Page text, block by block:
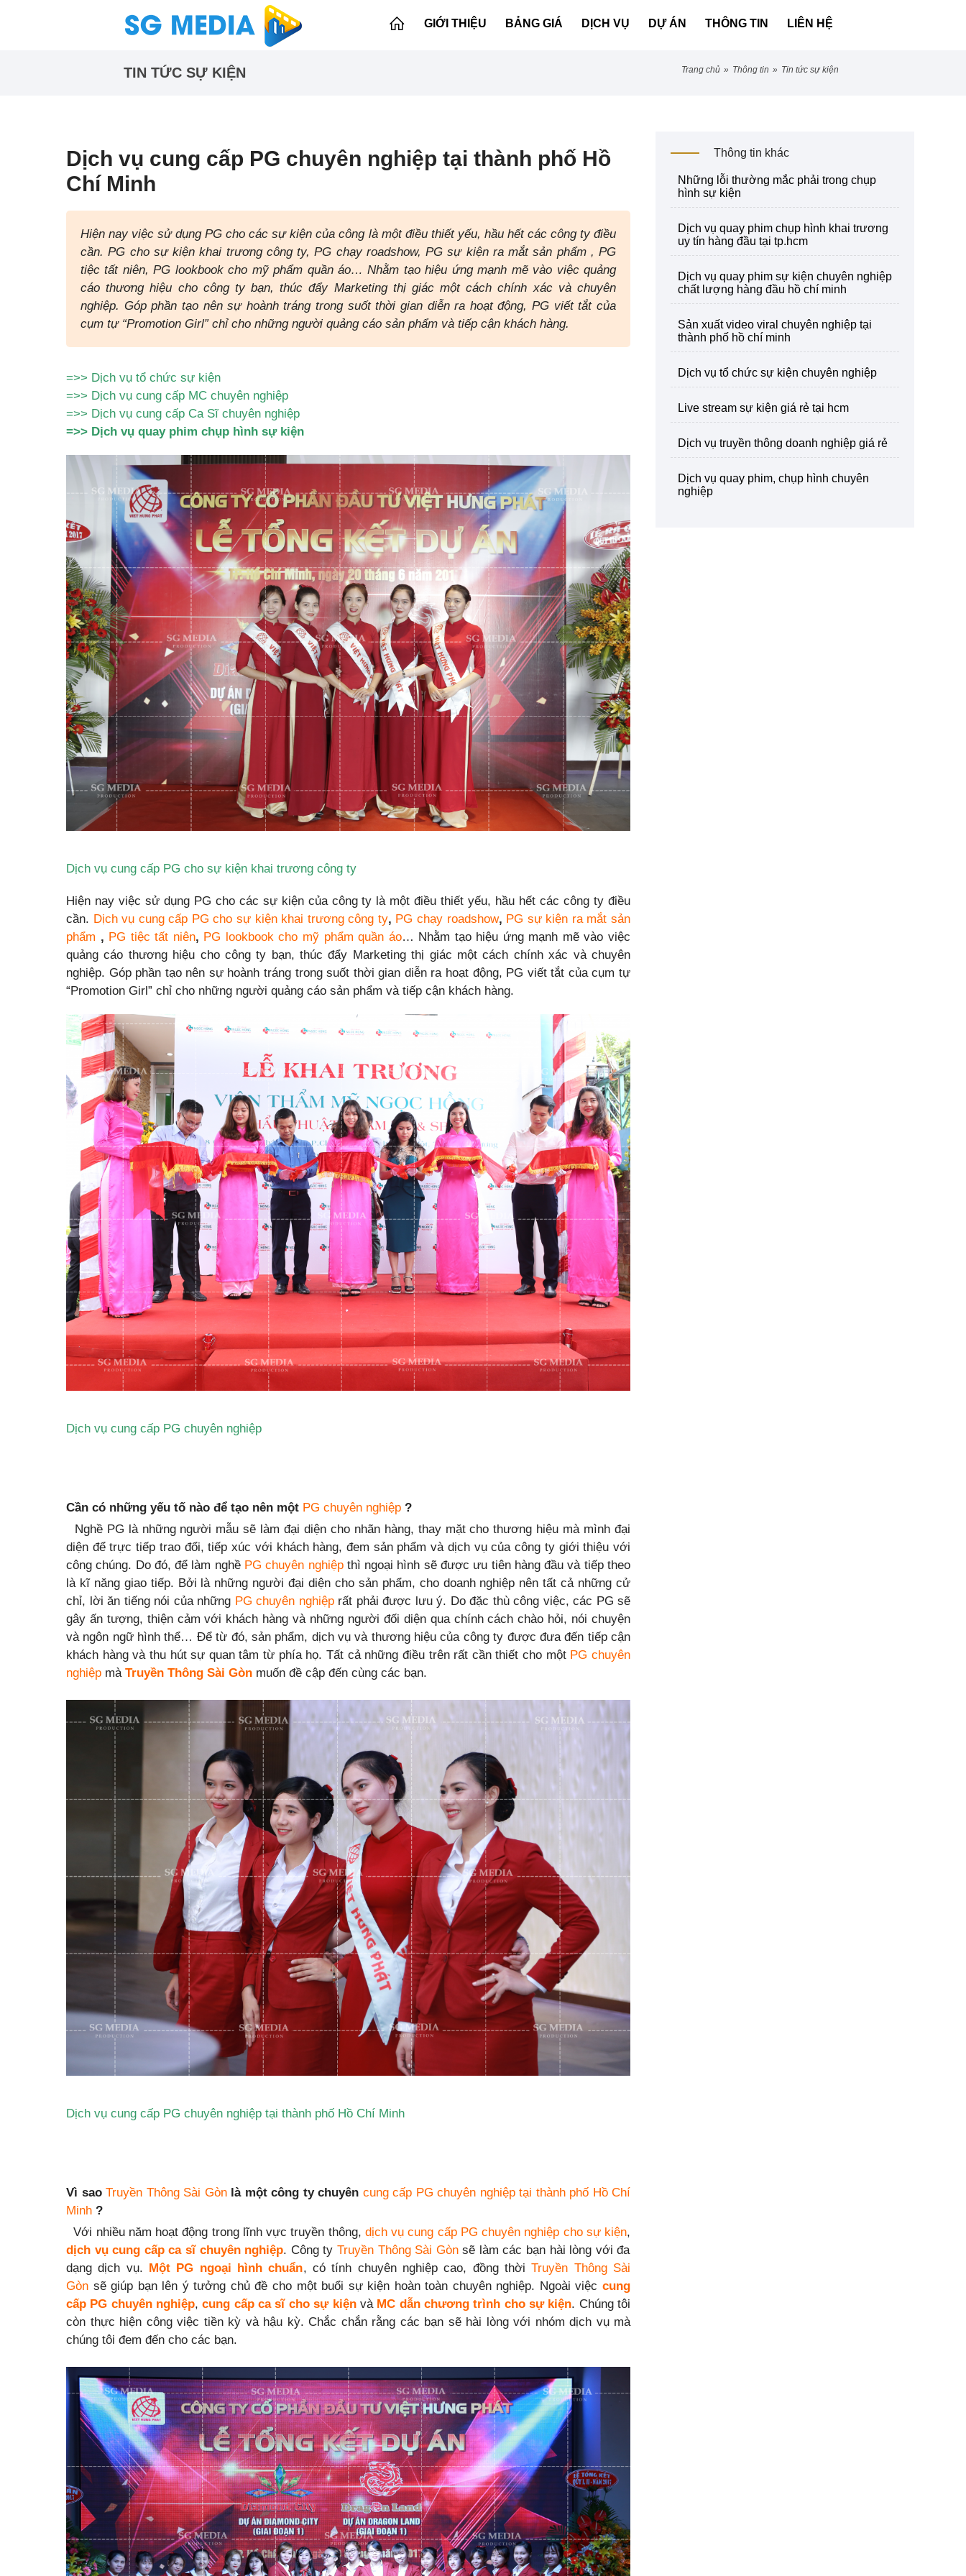
GIỚI THIỆU BẢNG GIÁ DỊCH VỤ DỰ ÁN THÔNG TIN LIÊN HỆ
TIN TỨC SỰ KIỆN trang chủ » thông tin » tin tức sự kiện
Dịch vụ cung cấp PG chuyên nghiệp tại thành phố Hồ
Chí Minh
Hiện nay việc sử dụng PG cho các sự kiện của công là một điều thiết yếu, hầu hết các công ty điều
cần. PG cho sự kiện khai trương công ty, PG chạy roadshow, PG sự kiện ra mắt sản phẩm , PG
tiệc tất niên, PG lookbook cho mỹ phẩm quần áo… Nhằm tạo hiệu ứng mạnh mẽ vào việc quảng
cáo thương hiệu cho công ty bạn, thúc đẩy Marketing thị giác một cách chính xác và chuyên
nghiệp. Góp phần tạo nên sự hoành tráng trong suốt thời gian diễn ra hoạt động, PG viết tắt của
cụm tự “Promotion Girl” chỉ cho những người quảng cáo sản phẩm và tiếp cận khách hàng.
=>> Dịch vụ tổ chức sự kiện
=>> Dịch vụ cung cấp MC chuyên nghiệp
=>> Dịch vụ cung cấp Ca Sĩ chuyên nghiệp
=>> Dịch vụ quay phim chụp hình sự kiện
Dịch vụ cung cấp PG cho sự kiện khai trương công ty
Hiện nay việc sử dụng PG cho các sự kiện của công ty là một điều thiết yếu, hầu hết các công ty điều
cần. Dịch vụ cung cấp PG cho sự kiện khai trương công ty, PG chạy roadshow, PG sự kiện ra mắt sản
phẩm , PG tiệc tất niên, PG lookbook cho mỹ phẩm quần áo… Nhằm tạo hiệu ứng mạnh mẽ vào việc
quảng cáo thương hiệu cho công ty bạn, thúc đẩy Marketing thị giác một cách chính xác và chuyên
nghiệp. Góp phần tạo nên sự hoành tráng trong suốt thời gian diễn ra hoạt động, PG viết tắt của cụm tự
“Promotion Girl” chỉ cho những người quảng cáo sản phẩm và tiếp cận khách hàng.
Dịch vụ cung cấp PG chuyên nghiệp
Cần có những yếu tố nào để tạo nên một PG chuyên nghiệp ?
Nghề PG là những người mẫu sẽ làm đại diện cho nhãn hàng, thay mặt cho thương hiệu mà mình đại
diện để trực tiếp trao đổi, tiếp xúc với khách hàng, đem sản phẩm và dịch vụ của công ty giới thiệu với
công chúng. Do đó, để làm nghề PG chuyên nghiệpthì ngoại hình sẽ được ưu tiên hàng đầu và tiếp theo
là kĩ năng giao tiếp. Bởi là những người đại diện cho sản phẩm, cho doanh nghiệp nên tất cả những cử
chỉ, lời ăn tiếng nói của những PG chuyên nghiệprất phải được lưu ý. Do đặc thù công việc, các PG sẽ
gây ấn tượng, thiện cảm với khách hàng và những người đối diện qua chính cách chào hỏi, nói chuyện
và ngôn ngữ hình thể… Để từ đó, sản phẩm, dịch vụ và thương hiệu của công ty được đưa đến tiếp cận
khách hàng và thu hút sự quan tâm từ phía họ. Tất cả những điều trên rất cần thiết cho một PG chuyên
nghiệp mà Truyền Thông Sài Gòn muốn đề cập đến cùng các bạn.
Dịch vụ cung cấp PG chuyên nghiệp tại thành phố Hồ Chí Minh
Vì sao Truyền Thông Sài Gònlà một công ty chuyên cung cấp PG chuyên nghiệp tại thành phố Hồ Chí
Minh ?
Với nhiều năm hoạt động trong lĩnh vực truyền thông, dịch vụ cung cấp PG chuyên nghiệp cho sự kiện,
dịch vụ cung cấp ca sĩ chuyên nghiệp. Công ty Truyền Thông Sài Gònsẽ làm các bạn hài lòng với đa
dạng dịch vụ. Một PG ngoại hình chuẩn, có tính chuyên nghiệp cao, đồng thờiTruyền Thông Sài
Gòn sẽ giúp bạn lên ý tưởng chủ đề cho một buổi sự kiện hoàn toàn chuyên nghiệp. Ngoài việc cung
cấp PG chuyên nghiệp, cung cấp ca sĩ cho sự kiệnvà MC dẫn chương trình cho sự kiện. Chúng tôi
còn thực hiện công việc tiền kỳ và hậu kỳ. Chắc chắn rằng các bạn sẽ hài lòng với nhóm dịch vụ mà
chúng tôi đem đến cho các bạn.
Thông tin khác
những lỗi thường mắc phải trong chụp
hình sự kiện
dịch vụ quay phim chụp hình khai trương
uy tín hàng đầu tại tp.hcm
dịch vụ quay phim sự kiện chuyên nghiệp
chất lượng hàng đầu hồ chí minh
sản xuất video viral chuyên nghiệp tại
thành phố hồ chí minh
dịch vụ tổ chức sự kiện chuyên nghiệp
live stream sự kiện giá rẻ tại hcm
dịch vụ truyền thông doanh nghiệp giá rẻ
dịch vụ quay phim, chụp hình chuyên
nghiệp